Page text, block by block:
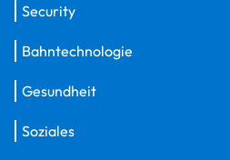
Security
Bahntechnologie
Gesundheit
Soziales